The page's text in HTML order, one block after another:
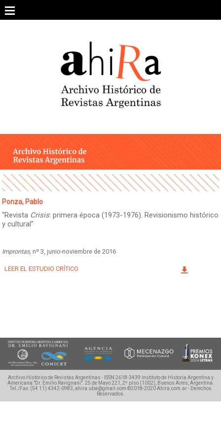
content
ARCHIVO DE REVISTAS
ESTUDIOS CRÍTICOS
INTEGRANTES
AHIRA EN LOS MEDIOS
CONTACTO
Facebook
Instagram
Twitter
Mail
Ponza, Pablo
“Revista Crisis: primera época (1973-1976). Revisionismo histórico
y cultural”
Improntas, nº 3, junio-noviembre de 2016
LEER EL ESTUDIO CRÍTICO
Archivo Histórico de Revistas Argentinas - ISSN 2618-3439
Instituto de Historia Argentina y
Americana "Dr. Emilio Ravignani". 25 de Mayo 221, 2º piso (1002), Buenos Aires, Argentina.
Tel./Fax: (54 11) 4342-0983, ahira.uba@gmail.com ©2018-2020 Ahira.com.ar - Derechos
Reservados.